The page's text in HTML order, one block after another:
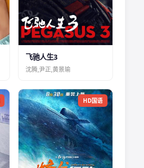
飞驰人生3
沈腾,尹正,黄景瑜
HD国语